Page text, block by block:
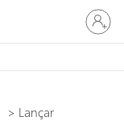
Entre
em
sua
> Lançar